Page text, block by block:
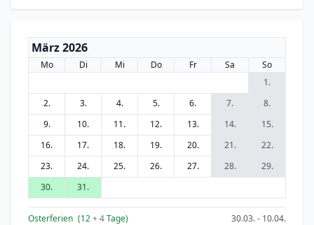
März 2026
Mo Di Mi Do Fr Sa
So
1.
2.
3. 4. 5. 6. 7.
8.
9.
10. 11. 12. 13. 14.
15.
16.
17. 18. 19. 20. 21.
22.
23.
24. 25. 26. 27. 28.
29.
30.
31.
Osterferien (12+ 4Tage) 30.03. - 10.04.